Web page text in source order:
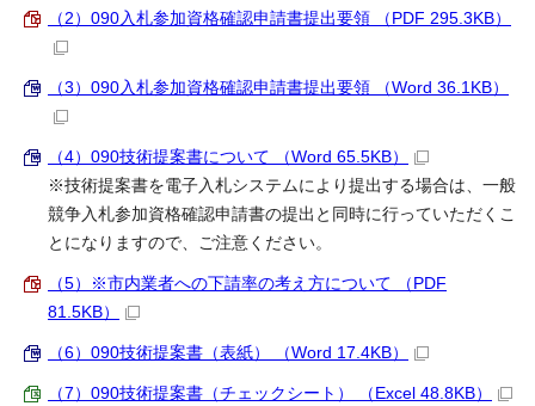
（2）090入札参加資格確認申請書提出要領 （PDF 295.3KB）
（3）090入札参加資格確認申請書提出要領 （Word 36.1KB）
（4）090技術提案書について （Word 65.5KB）
※技術提案書を電子入札システムにより提出する場合は、一般
競争入札参加資格確認申請書の提出と同時に行っていただくこ
とになりますので、ご注意ください。
（5）※市内業者への下請率の考え方について （PDF
81.5KB）
（6）090技術提案書（表紙） （Word 17.4KB）
（7）090技術提案書（チェックシート） （Excel 48.8KB）